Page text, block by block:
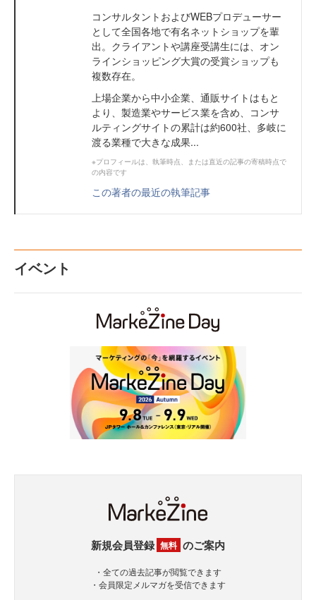
コンサルタントおよびWEBプロデューサー
として全国各地で有名ネットショップを輩
出。クライアントや講座受講生には、オン
ラインショッピング大賞の受賞ショップも
複数存在。
上場企業から中小企業、通販サイトはもと
より、製造業やサービス業を含め、コンサ
ルティングサイトの累計は約600社、多岐に
渡る業種で大きな成果...
※プロフィールは、執筆時点、または直近の記事の寄稿時点で
の内容です
この著者の最近の執筆記事
イベント
新規会員登録 無料 のご案内
・全ての過去記事が閲覧できます
・会員限定メルマガを受信できます